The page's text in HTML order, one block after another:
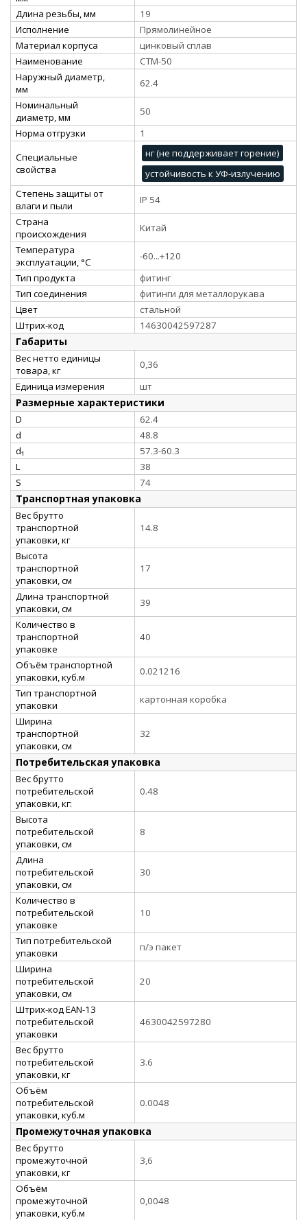
Длина резьбы, мм
19
Исполнение
Прямолинейное
Материал корпуса
цинковый сплав
Наименование
СТМ-50
Наружный диаметр,
мм
62.4
Номинальный
диаметр, мм
50
Норма отгрузки
1
Специальные
свойства
нг (не поддерживает горение)
устойчивость к УФ-излучению
Степень защиты от
влаги и пыли
IP 54
Страна
происхождения
Китай
Температура
эксплуатации, °С
-60...+120
Тип продукта
фитинг
Тип соединения
фитинги для металлорукава
Цвет
стальной
Штрих-код
14630042597287
Габариты
Вес нетто единицы
товара, кг
0,36
Единица измерения
шт
Размерные характеристики
D
62.4
d
48.8
d₁
57.3-60.3
L
38
S
74
Транспортная упаковка
Вес брутто
транспортной
упаковки, кг
14.8
Высота
транспортной
упаковки, см
17
Длина транспортной
упаковки, см
39
Количество в
транспортной
упаковке
40
Объём транспортной
упаковки, куб.м
0.021216
Тип транспортной
упаковки
картонная коробка
Ширина
транспортной
упаковки, см
32
Потребительская упаковка
Вес брутто
потребительской
упаковки, кг:
0.48
Высота
потребительской
упаковки, см
8
Длина
потребительской
упаковки, см
30
Количество в
потребительской
упаковке
10
Тип потребительской
упаковки
п/э пакет
Ширина
потребительской
упаковки, см
20
Штрих-код EAN-13
потребительской
упаковки
4630042597280
Вес брутто
потребительской
упаковки, кг
3.6
Объём
потребительской
упаковки, куб.м
0.0048
Промежуточная упаковка
Вес брутто
промежуточной
упаковки, кг
3,6
Объём
промежуточной
упаковки, куб.м
0,0048